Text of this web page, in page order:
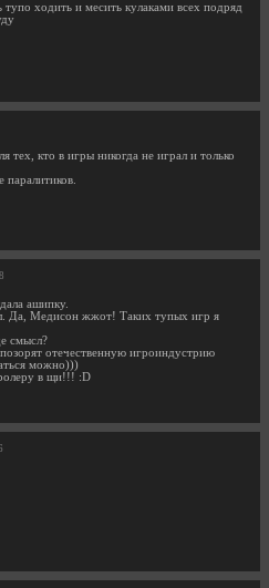
тупо ходить и месить кулаками всех подряд
тех, кто в игры никогда не играл и только
ашипку.
Да, Медисон жжот! Таких тупых игр я
смысл?
отечественную игроиндустрию
можно)))
в щи!!! :D